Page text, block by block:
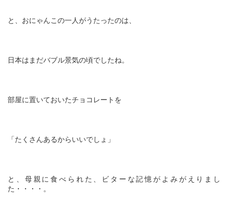
と、おにゃんこの一人がうたったのは、
日本はまだバブル景気の頃でしたね。
部屋に置いておいたチョコレートを
「たくさんあるからいいでしょ」
と、母親に食べられた、ビターな記憶がよみがえりまし
た・・・・。